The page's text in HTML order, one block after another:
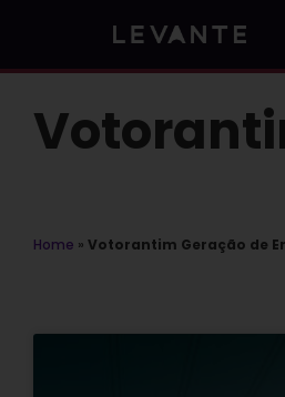
Home » Votorantim Geração de